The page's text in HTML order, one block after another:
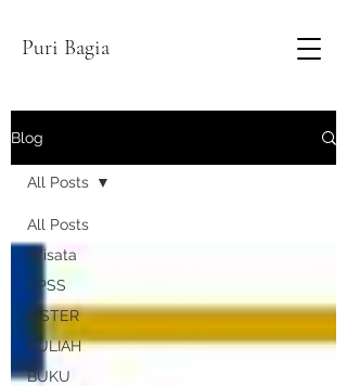
Puri Bagia
Blog
All Posts
Wisata
SPSS
SISTER
KULIAH
BUKU
All Posts